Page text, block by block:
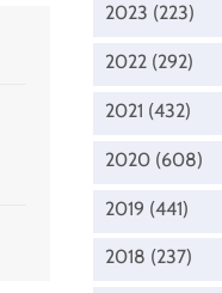
2023 (223)
2022 (292)
2021 (432)
2020 (608)
2019 (441)
2018 (237)